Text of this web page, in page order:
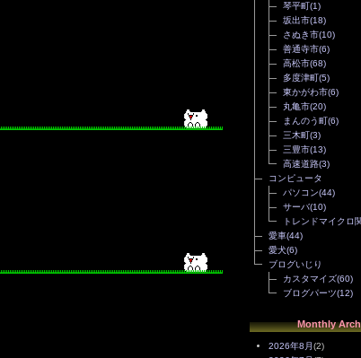
琴平町(1)
坂出市(18)
さぬき市(10)
善通寺市(6)
高松市(68)
多度津町(5)
東かがわ市(6)
丸亀市(20)
まんのう町(6)
三木町(3)
三豊市(13)
高速道路(3)
コンピュータ
パソコン(44)
サーバ(10)
トレンドマイクロ
愛車(44)
愛犬(6)
ブログいじり
カスタマイズ(60)
ブログパーツ(12)
Monthly
2026年8月(2)